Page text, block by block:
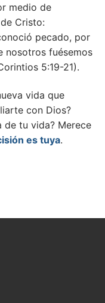
medio de
Cristo:
pecado, por
nosotros fuésemos
5:19-21).
vida que
con Dios?
de tu vida? Merece
es tuya.